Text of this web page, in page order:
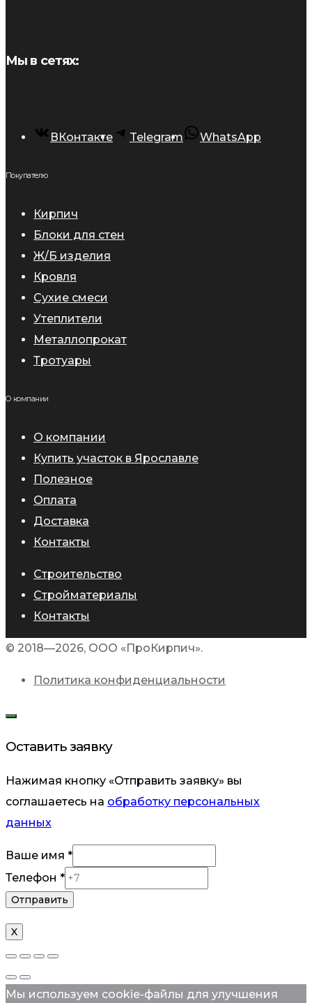
Мы в сетях:
ВКонтакте Telegram WhatsApp
Покупателю
Кирпич
Блоки для стен
Ж/Б изделия
Кровля
Сухие смеси
Утеплители
Металлопрокат
Тротуары
О компании
О компании
Купить участок в Ярославле
Полезное
Оплата
Доставка
Контакты
Строительство
Стройматериалы
Контакты
© 2018—2026, ООО «ПроКирпич».
Политика конфиденциальности
Оставить заявку
Нажимая кнопку «Отправить заявку» вы
соглашаетесь на обработку персональных
данных
Ваше имя *
имя
Ваше
Телефон *
Отправить
X
Мы используем cookie-файлы для улучшения